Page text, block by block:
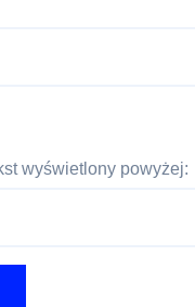
wyświetlony powyżej: